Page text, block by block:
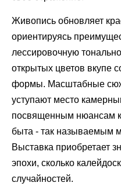
Живопись обновляет
ориентируясь
лессировочную
открытых цветов вкупе
формы. Масштабные
уступают место
посвященным нюансам
быта - так называемым
Выставка приобретает
эпохи, сколько
случайностей.